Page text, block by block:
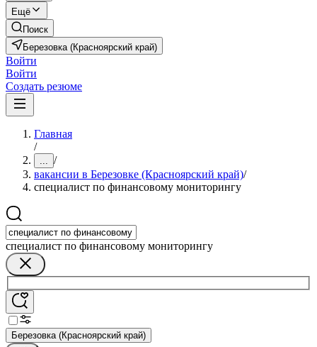
Ещё
Поиск
Березовка (Красноярский край)
Войти
Войти
Создать резюме
Главная
/
... /
вакансии в Березовке (Красноярский край)/
специалист по финансовому мониторингу
специалист по финансовому мониторингу
Березовка (Красноярский край)